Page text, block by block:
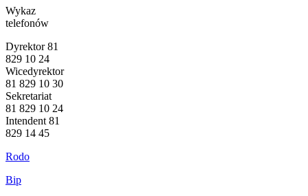
Wykaz
telefonów
Dyrektor 81
829 10 24
Wicedyrektor
81 829 10 30
Sekretariat
81 829 10 24
Intendent 81
829 14 45
Rodo
Bip